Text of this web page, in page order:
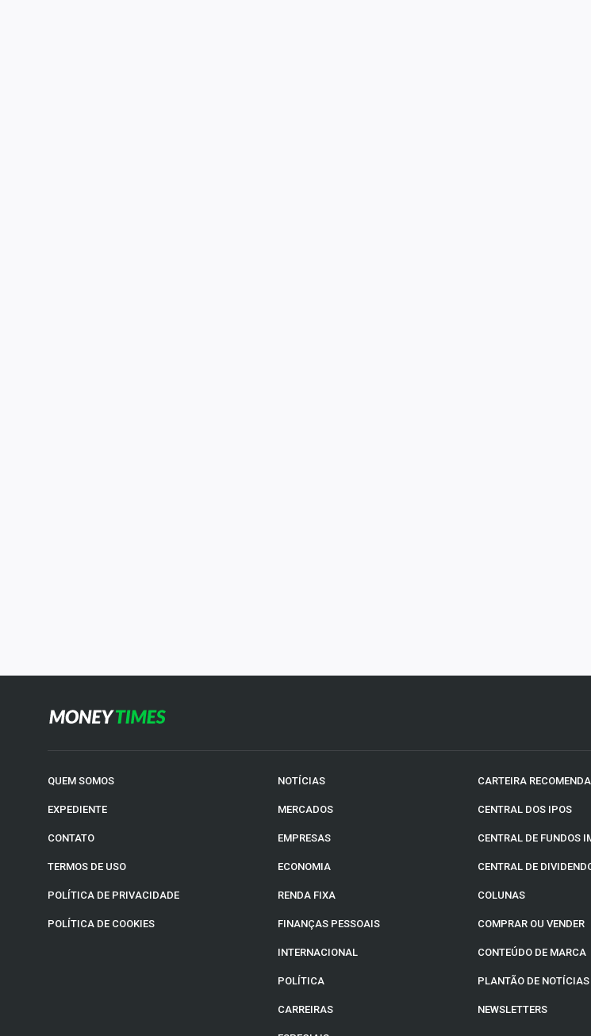
QUEM SOMOS
EXPEDIENTE
CONTATO
TERMOS DE USO
POLÍTICA DE PRIVACIDADE
POLÍTICA DE COOKIES
NOTÍCIAS
MERCADOS
EMPRESAS
ECONOMIA
RENDA FIXA
FINANÇAS PESSOAIS
INTERNACIONAL
POLÍTICA
CARREIRAS
CARTEIRA
CENTRAL DOS IPOS
CENTRAL DE FUNDOS
CENTRAL DE
COLUNAS
COMPRAR OU VENDER
CONTEÚDO DE MARCA
PLANTÃO DE
NEWSLETTERS